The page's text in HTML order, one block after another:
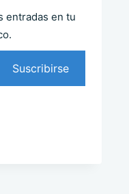
entradas en tu
Suscribirse